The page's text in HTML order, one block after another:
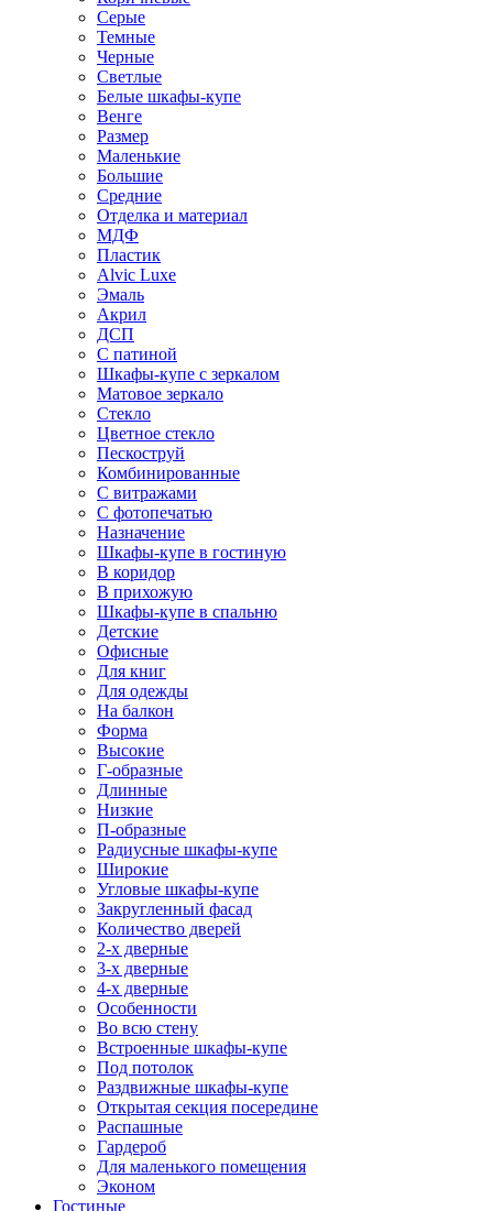
Серые
Темные
Черные
Светлые
Белые шкафы-купе
Венге
Размер
Маленькие
Большие
Средние
Отделка и материал
МДФ
Пластик
Alvic Luxe
Эмаль
Акрил
ДСП
С патиной
Шкафы-купе с зеркалом
Матовое зеркало
Стекло
Цветное стекло
Пескоструй
Комбинированные
С витражами
С фотопечатью
Назначение
Шкафы-купе в гостиную
В коридор
В прихожую
Шкафы-купе в спальню
Детские
Офисные
Для книг
Для одежды
На балкон
Форма
Высокие
Г-образные
Длинные
Низкие
П-образные
Радиусные шкафы-купе
Широкие
Угловые шкафы-купе
Закругленный фасад
Количество дверей
2-х дверные
3-х дверные
4-х дверные
Особенности
Во всю стену
Встроенные шкафы-купе
Под потолок
Раздвижные шкафы-купе
Открытая секция посередине
Распашные
Гардероб
Для маленького помещения
Эконом
Гостиные